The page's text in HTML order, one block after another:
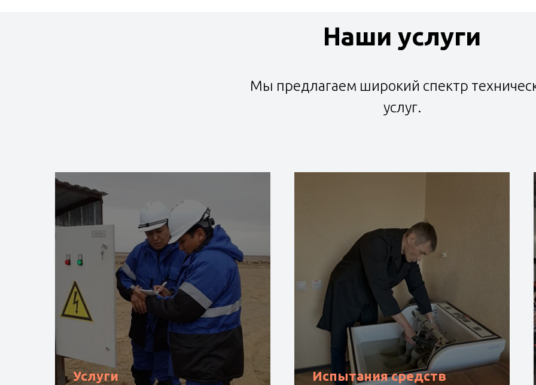
Наши услуги
Мы предлагаем широкий спектр
услуг.
Услуги
Испытания средств